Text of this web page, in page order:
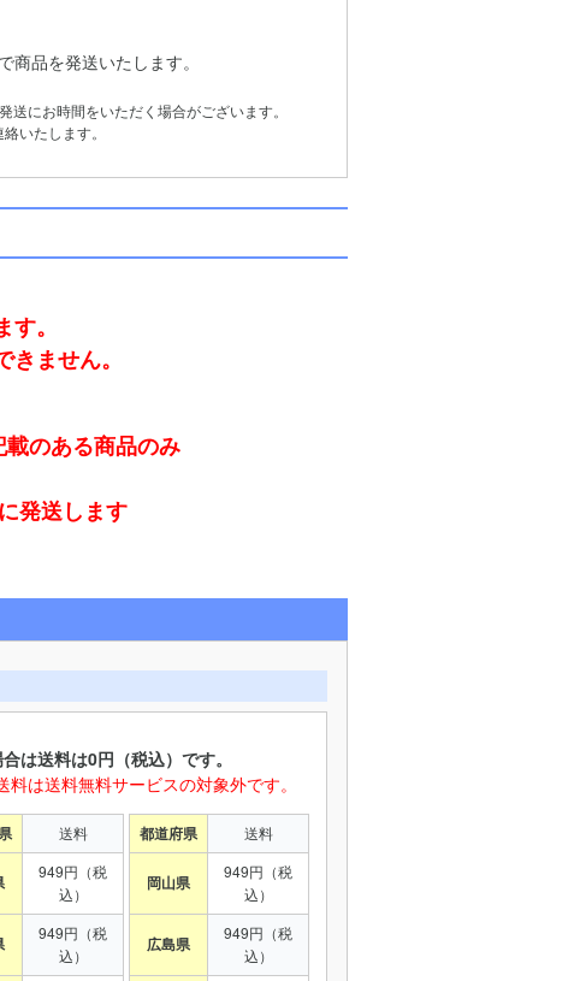
品を発送いたします。
にお時間をいただく場合がございます。
いたします。
。
ません。
のある商品のみ
発送します
は送料は0円（税込）です。
は送料無料サービスの対象外です。
送料
949円（税
込）
949円（税
込）
都道府県 送料
岡山県
949円（税
込）
広島県
949円（税
込）